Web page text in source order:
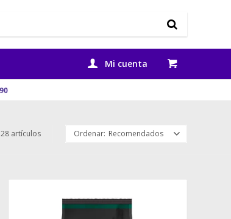
28 artículos Recomendados